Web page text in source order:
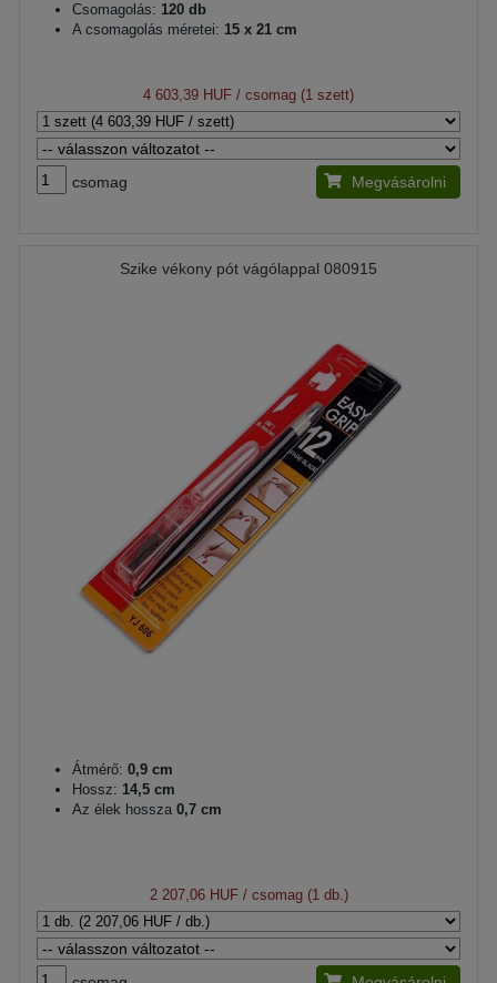
Csomagolás: 120 db
A csomagolás méretei: 15 x 21 cm
4 603,39 HUF / csomag (1 szett)
csomag Megvásárolni
Szike vékony pót vágólappal 080915
Átmérő: 0,9 cm
Hossz: 14,5 cm
Az élek hossza 0,7 cm
2 207,06 HUF/ csomag (1 db.)